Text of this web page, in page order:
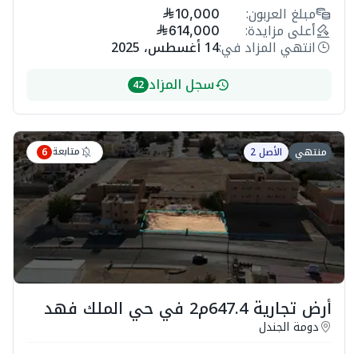
مبلغ العربون: 10,000
أعلى مزايدة: 614,000
انتهي المزاد في:14 أغسطس، 2025
سجل المزاد 42
منتهي الأصل 2 متابعة 6
أرض تجارية 647.4م2 في حي الملك فهد
دومة الجندل